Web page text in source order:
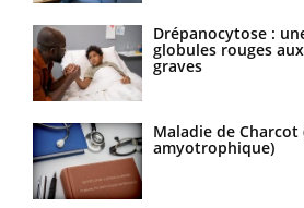
Drépanocytose :
globules rouges
graves
Maladie de Charcot
amyotrophique)